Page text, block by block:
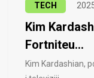
TECH
Kim
Fortniteu...
Kim Kardashian,